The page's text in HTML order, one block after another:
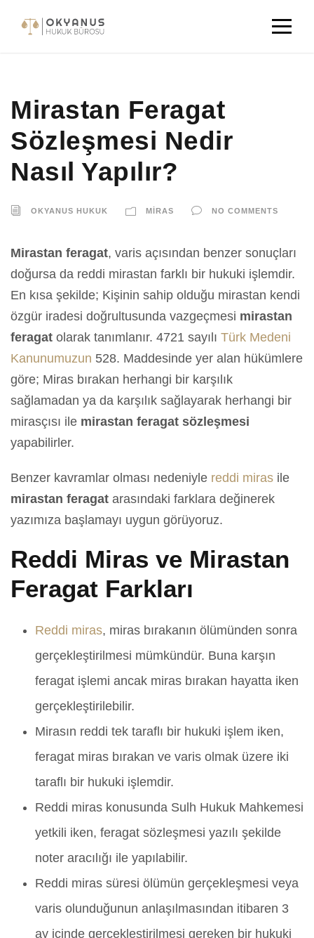
Mirastan Feragat
Sözleşmesi Nedir
Nasıl Yapılır?
OKYANUS HUKUK MIRAS NO COMMENTS
Mirastan feragat, varis açısından benzer sonuçları
doğursa da reddi mirastan farklı bir hukuki işlemdir.
En kısa şekilde; Kişinin sahip olduğu mirastan kendi
özgür iradesi doğrultusunda vazgeçmesi mirastan
feragat olarak tanımlanır. 4721 sayılı Türk Medeni
Kanunumuzun 528. Maddesinde yer alan hükümlere
göre; Miras bırakan herhangi bir karşılık
sağlamadan ya da karşılık sağlayarak herhangi bir
mirasçısı ile mirastan feragat sözleşmesi
yapabilirler.
Benzer kavramlar olması nedeniyle reddi miras ile
mirastan feragat arasındaki farklara değinerek
yazımıza başlamayı uygun görüyoruz.
Reddi Miras ve Mirastan
Feragat Farkları
Reddi miras, miras bırakanın ölümünden sonra
gerçekleştirilmesi mümkündür. Buna karşın
feragat işlemi ancak miras bırakan hayatta iken
gerçekleştirilebilir.
Mirasın reddi tek taraflı bir hukuki işlem iken,
feragat miras bırakan ve varis olmak üzere iki
taraflı bir hukuki işlemdir.
Reddi miras konusunda Sulh Hukuk Mahkemesi
yetkili iken, feragat sözleşmesi yazılı şekilde
noter aracılığı ile yapılabilir.
Reddi miras süresi ölümün gerçekleşmesi veya
varis olunduğunun anlaşılmasından itibaren 3
ay içinde gerçekleştirilmesi gereken bir hukuki